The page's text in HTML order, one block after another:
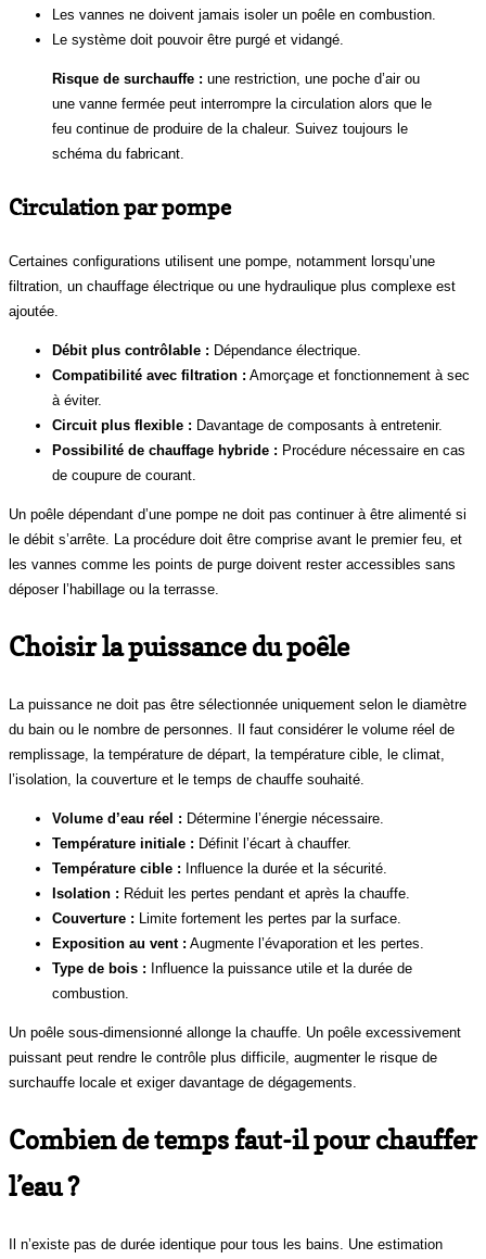
Les vannes ne doivent jamais isoler un poêle en combustion.
Le système doit pouvoir être purgé et vidangé.
Risque de surchauffe : une restriction, une poche d’air ou
une vanne fermée peut interrompre la circulation alors que le
feu continue de produire de la chaleur. Suivez toujours le
schéma du fabricant.
Circulation par pompe
Certaines configurations utilisent une pompe, notamment lorsqu’une
filtration, un chauffage électrique ou une hydraulique plus complexe est
ajoutée.
Débit plus contrôlable : Dépendance électrique.
Compatibilité avec filtration : Amorçage et fonctionnement à sec
à éviter.
Circuit plus flexible : Davantage de composants à entretenir.
Possibilité de chauffage hybride : Procédure nécessaire en cas
de coupure de courant.
Un poêle dépendant d’une pompe ne doit pas continuer à être alimenté si
le débit s’arrête. La procédure doit être comprise avant le premier feu, et
les vannes comme les points de purge doivent rester accessibles sans
déposer l’habillage ou la terrasse.
Choisir la puissance du poêle
La puissance ne doit pas être sélectionnée uniquement selon le diamètre
du bain ou le nombre de personnes. Il faut considérer le volume réel de
remplissage, la température de départ, la température cible, le climat,
l’isolation, la couverture et le temps de chauffe souhaité.
Volume d’eau réel : Détermine l’énergie nécessaire.
Température initiale : Définit l’écart à chauffer.
Température cible : Influence la durée et la sécurité.
Isolation : Réduit les pertes pendant et après la chauffe.
Couverture : Limite fortement les pertes par la surface.
Exposition au vent : Augmente l’évaporation et les pertes.
Type de bois : Influence la puissance utile et la durée de
combustion.
Un poêle sous-dimensionné allonge la chauffe. Un poêle excessivement
puissant peut rendre le contrôle plus difficile, augmenter le risque de
surchauffe locale et exiger davantage de dégagements.
Combien de temps faut-il pour chauffer
l’eau ?
Il n’existe pas de durée identique pour tous les bains. Une estimation